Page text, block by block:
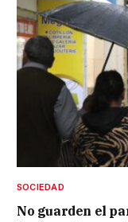
SOCIEDAD
No guarden el